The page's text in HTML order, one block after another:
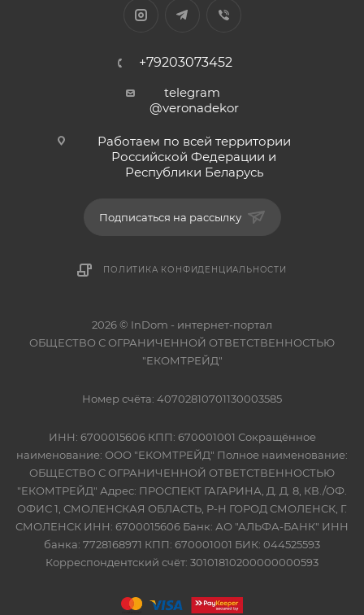
+79203073452
telegram
@veronadekor
Работаем по всей территории
Российской Федерации и
Республики Беларусь
Подписаться на рассылку
ПОЛИТИКА КОНФИДЕНЦИАЛЬНОСТИ
2026 © InDom - интернет-портал
ОБЩЕСТВО С ОГРАНИЧЕННОЙ ОТВЕТСТВЕННОСТЬЮ
"ЕКОМТРЕЙД"
Номер счёта: 40702810701130003585
ИНН: 6700015606 КПП: 670001001 Сокращённое
наименование: ООО "ЕКОМТРЕЙД" Полное наименование:
ОБЩЕСТВО С ОГРАНИЧЕННОЙ ОТВЕТСТВЕННОСТЬЮ
"ЕКОМТРЕЙД" Адрес: ПРОСПЕКТ ГАГАРИНА, Д. Д. 8, КВ./ОФ.
ОФИС 1, СМОЛЕНСКАЯ ОБЛАСТЬ, Р-Н ГОРОД СМОЛЕНСК, Г.
СМОЛЕНСК ИНН: 6700015606 Банк: АО "АЛЬФА-БАНК" ИНН
банка: 7728168971 КПП: 670001001 БИК: 044525593
Корреспондентский счёт: 30101810200000000593